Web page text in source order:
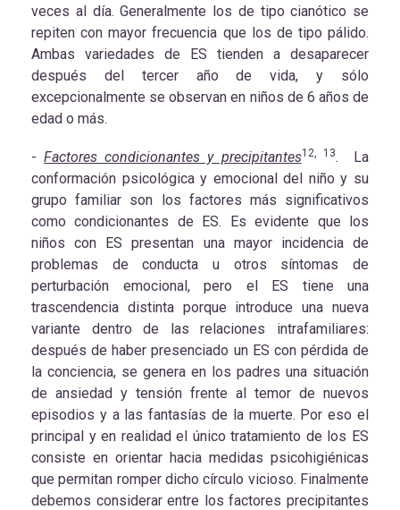
veces al día. Generalmente los de tipo cianótico se
repiten con mayor frecuencia que los de tipo pálido.
Ambas variedades de ES tienden a desaparecer
después del tercer año de vida, y sólo
excepcionalmente se observan en niños de 6 años de
edad o más.
-Factores condicionantes y precipitantes12, 13. La
conformación psicológica y emocional del niño y su
grupo familiar son los factores más significativos
como condicionantes de ES. Es evidente que los
niños con ES presentan una mayor incidencia de
problemas de conducta u otros síntomas de
perturbación emocional, pero el ES tiene una
trascendencia distinta porque introduce una nueva
variante dentro de las relaciones intrafamiliares:
después de haber presenciado un ES con pérdida de
la conciencia, se genera en los padres una situación
de ansiedad y tensión frente al temor de nuevos
episodios y a las fantasías de la muerte. Por eso el
principal y en realidad el único tratamiento de los ES
consiste en orientar hacia medidas psicohigiénicas
que permitan romper dicho círculo vicioso. Finalmente
debemos considerar entre los factores precipitantes